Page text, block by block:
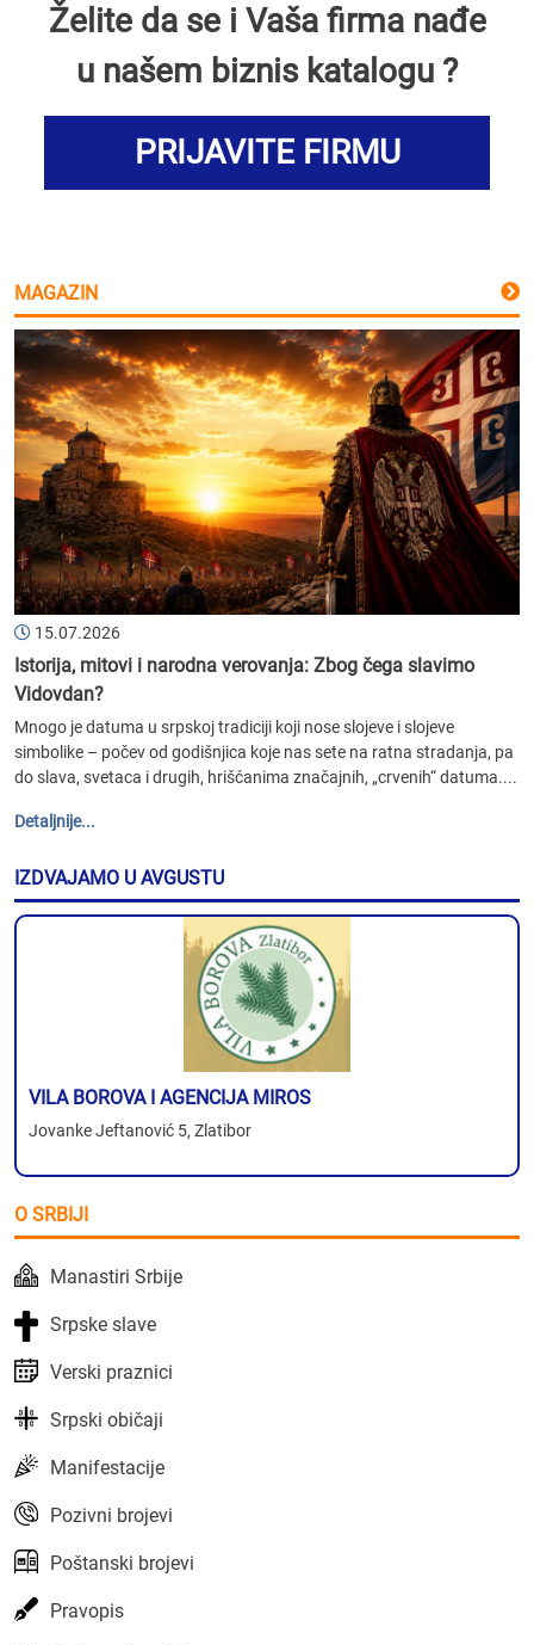
Želite da se i Vaša firma nađe
u našem biznis katalogu ?
PRIJAVITE FIRMU
MAGAZIN
15.07.2026
Istorija, mitovi i narodna verovanja: Zbog čega slavimo
Vidovdan?
Mnogo je datuma u srpskoj tradiciji koji nose slojeve i slojeve
simbolike – počev od godišnjica koje nas sete na ratna stradanja, pa
do slava, svetaca i drugih, hrišćanima značajnih, „crvenih“ datuma....
Detaljnije...
IZDVAJAMO U AVGUSTU
VILA BOROVA I AGENCIJA MIROS
Jovanke Jeftanović 5, Zlatibor
O SRBIJI
Manastiri Srbije
Srpske slave
Verski praznici
Srpski običaji
Manifestacije
Pozivni brojevi
Poštanski brojevi
Pravopis